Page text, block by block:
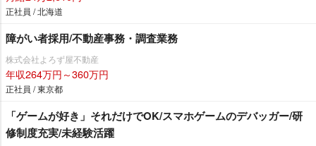
正社員 / 北海道
障がい者採用/不動産事務・調査業務
株式会社よろず屋不動産
年収264万円～360万円
正社員 / 東京都
「ゲームが好き」それだけでOK/スマホゲームのデバッガー/研
修制度充実/未経験活躍